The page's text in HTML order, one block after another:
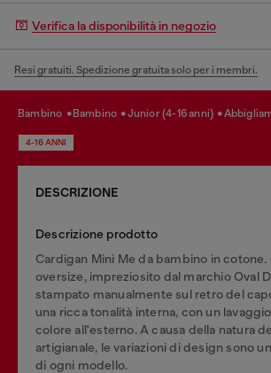
Verifica la disponibilità in negozio
Resi gratuiti. Spedizione gratuita solo per i membri.
bambino bambino junior (4-16 anni)
4-16 ANNI
DESCRIZIONE
Descrizione prodotto
Cardigan Mini Me da bambino in
oversize, impreziosito dal marchio Oval
stampato manualmente sul retro del
una ricca tonalità interna, con un
colore all'esterno. A causa della natura
artigianale, le variazioni di design sono
di ogni modello.